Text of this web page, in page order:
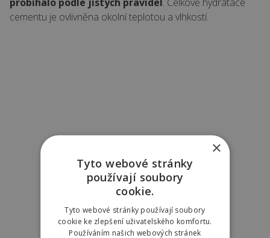
cementu je ovlivněna okolní teplotou a vlhkostí.
×
Tyto webové stránky
používají soubory
cookie.
Tyto webové stránky používají soubory
cookie ke zlepšení uživatelského komfortu.
Používáním našich webových stránek